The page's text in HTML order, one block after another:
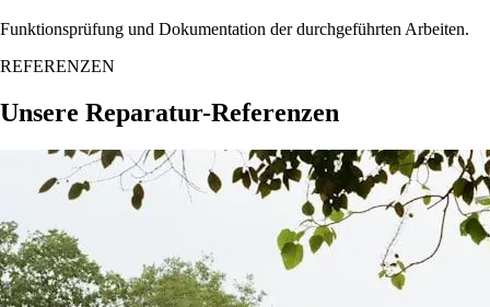
Funktionsprüfung und Dokumentation der durchgeführten Arbeiten.
REFERENZEN
Unsere Reparatur-Referenzen